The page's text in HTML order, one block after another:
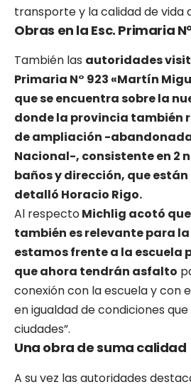
transporte y la calidad de vida
Obras en la Esc. Primaria
También las autoridades
Primaria N° 923 «Martín
que se encuentra sobre la
donde la provincia también
de ampliación -
Nacional-, consistente en 2
baños y dirección, que
detalló Horacio Rigo.
Al respectoMichlig acotó
también es relevante para
estamos frente a la escuela
que ahora tendrán asfalto
conexión con la escuela y con
en igualdad de condiciones
ciudades”.
Una obra de suma calidad
A su vez las autoridades